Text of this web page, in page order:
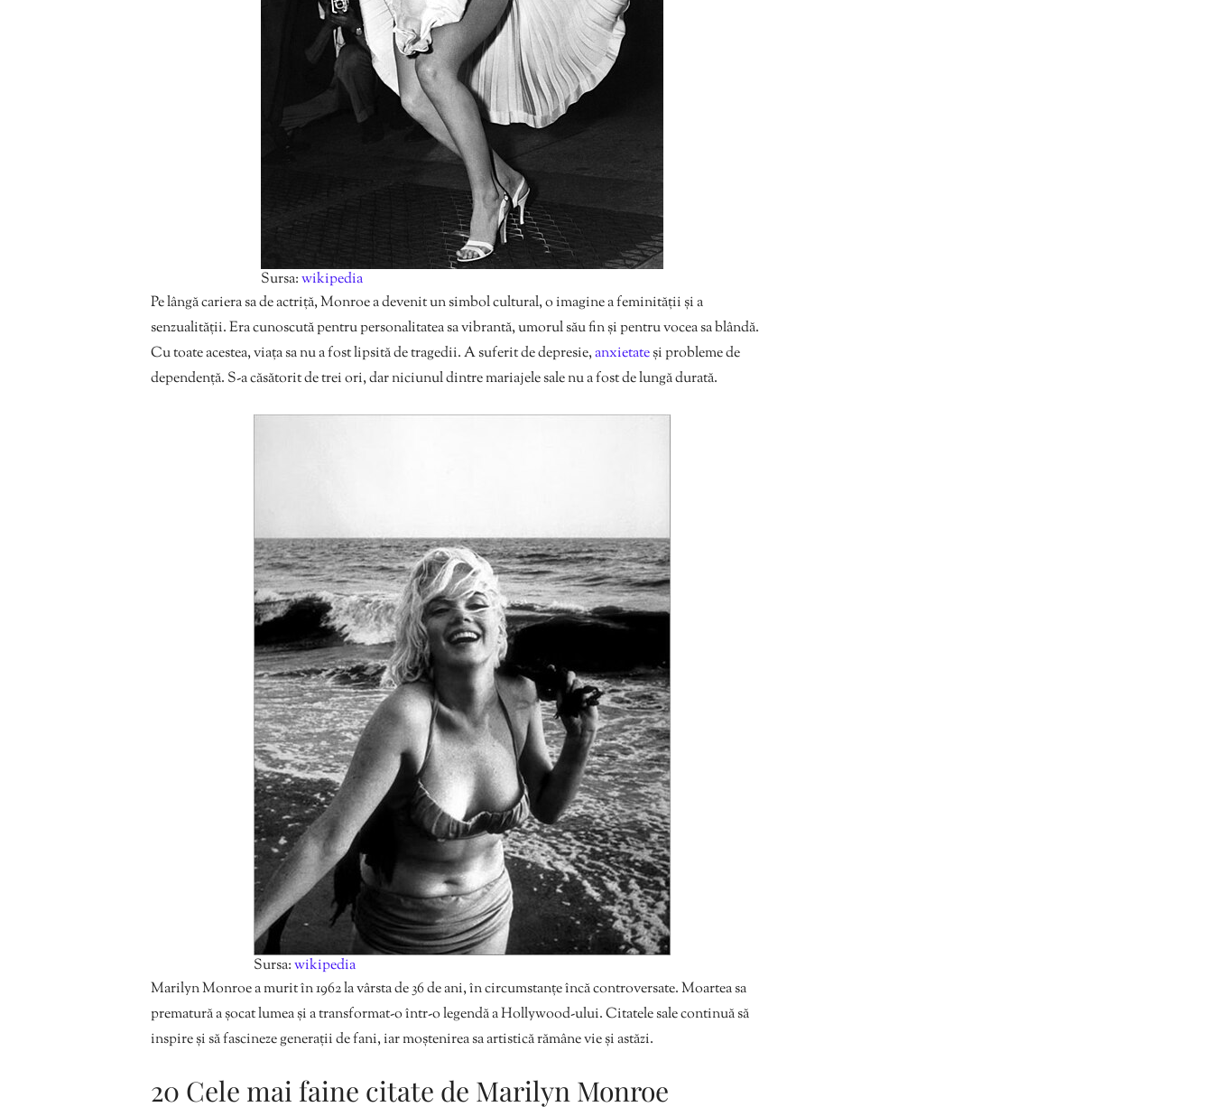
Sursa:wikipedia
Pe lângă cariera sa de actriță, Monroe a devenit un simbol cultural, o imagine a feminității și a
senzualității. Era cunoscută pentru personalitatea sa vibrantă, umorul său fin și pentru vocea sa blândă.
Cu toate acestea, viața sa nu a fost lipsită de tragedii. A suferit de depresie,anxietateși probleme de
dependență. S-a căsătorit de trei ori, dar niciunul dintre mariajele sale nu a fost de lungă durată.
Sursa:wikipedia
Marilyn Monroe a murit în 1962 la vârsta de 36 de ani, în circumstanțe încă controversate. Moartea sa
prematură a șocat lumea și a transformat-o într-o legendă a Hollywood-ului. Citatele sale continuă să
inspire și să fascineze generații de fani, iar moștenirea sa artistică rămâne vie și astăzi.
20 Cele mai faine citate de Marilyn Monroe